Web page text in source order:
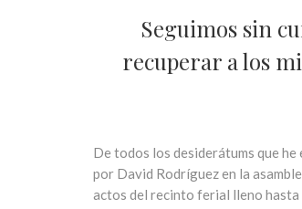
Seguimos sin
recuperar a los
De todos los desiderátums que
por David Rodríguez en la
actos del recinto ferial lleno hasta